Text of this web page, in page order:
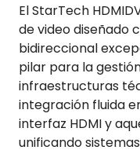
El StarTech
de video diseñado
bidireccional
pilar para la
infraestructuras
integración fluida
interfaz HDMI y
unificando